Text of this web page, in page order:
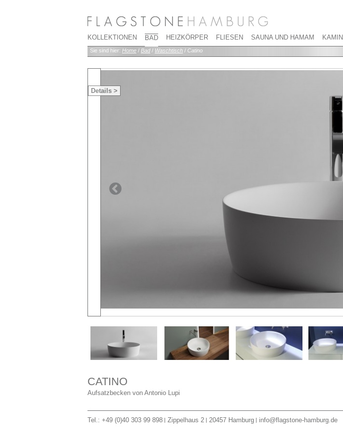
KOLLEKTIONEN BAD HEIZKÖRPER FLIESEN SAUNA UND HAMAM KAMIN
Sie sind hier: Home / Bad / Waschtisch / Catino
Details >
CATINO
Aufsatzbecken von Antonio Lupi
Tel.: +49 (0)40 303 99 898 Zippelhaus 2 20457 Hamburg info@flagstone-hamburg.de